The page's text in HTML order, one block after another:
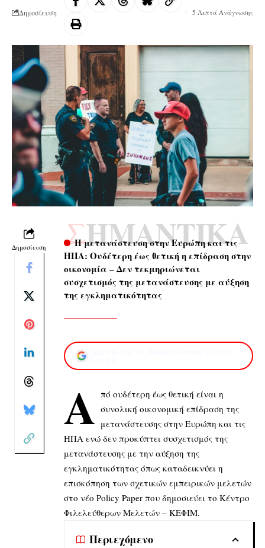
Δημοσίευση 5 Λεπτά Ανάγνωσης
Δημοσίευση ΣΗΜΑΝΤΙΚΑ
Η μετανάστευση στην Ευρώπη και τις
ΗΠΑ: Ουδέτερη έως θετική η επίδραση στην
οικονομία – Δεν τεκμηριώνεται
συσχετισμός της μετανάστευσης με αύξηση
της εγκληματικότητας
Α πό ουδέτερη έως θετική είναι η
συνολική οικονομική επίδραση της
μετανάστευσης στην Ευρώπη και τις
ΗΠΑ ενώ δεν προκύπτει συσχετισμός της
μετανάστευσης με την αύξηση της
εγκληματικότητας όπως καταδεικνύει η
επισκόπηση των σχετικών εμπειρικών μελετών
στο νέο Policy Paper που δημοσιεύει το Κέντρο
Φιλελεύθερων Μελετών – ΚΕΦΙΜ.
Περιεχόμενο